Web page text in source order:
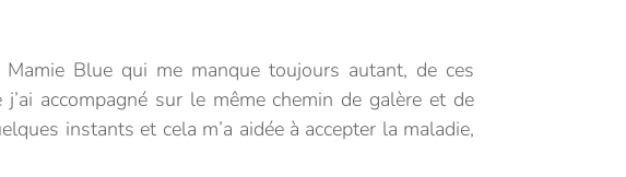
Blue qui me manque toujours autant, de ces
accompagné sur le même chemin de galère et de
instants et cela m’a aidée à accepter la maladie,